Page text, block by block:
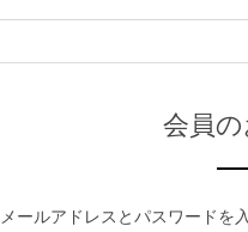
会員
メールアドレスとパスワードを